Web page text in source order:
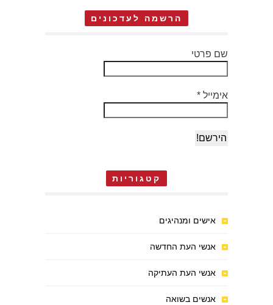
הרשמה לעדכונים
שם פרטי
אימייל *
קטגוריות
אישים ומנהיגים
אנשי העת החדשה
אנשי העת העתיקה
אנשים בשואה